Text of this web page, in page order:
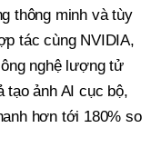
thông minh và tùy
tác cùng NVIDIA,
nghệ lượng tử
tạo ảnh AI cục bộ,
hơn tới 180% so